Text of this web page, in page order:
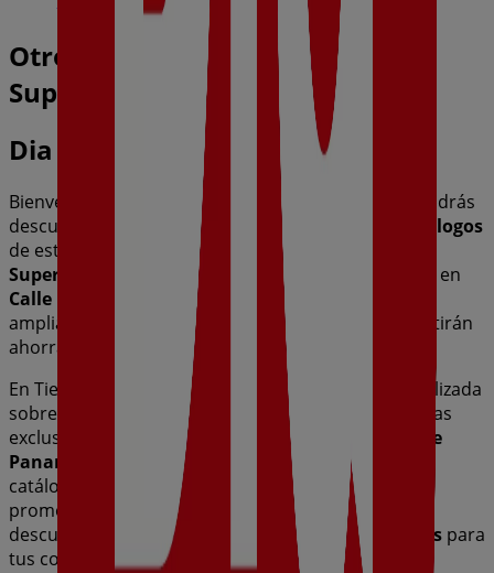
Otros negocios de Hiper-
Supermercados en Toledo
Dia
Bienvenido a la tienda de
en Tiendeo, donde podrás
descubrir las mejores
ofertas
catálogos
de esta destacada marca del sector de
Supermercados
. Nuestra tienda física está ubicada en
Calle Panamá, 4
Toledo
amplia gama de productos de calidad que te permitirán
ahorrar durante todo el
agosto de 2026
En Tiendeo te ofrecemos toda la información actualizada
sobre
, como los horarios de apertura, las ofertas
exclusivas y la ubicación exacta de la tienda en
Calle
Panamá, 4
. Además, tendrás acceso a los últimos
catálogos de
, donde podrás descubrir las
promociones más recientes y aprovechar grandes
descuentos en productos de
Hiper-Supermercados para
tus compras en
Toledo